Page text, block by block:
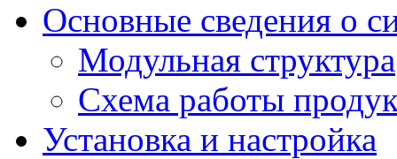
Основные сведения о
Модульная структура
Схема работы
Установка и настройка